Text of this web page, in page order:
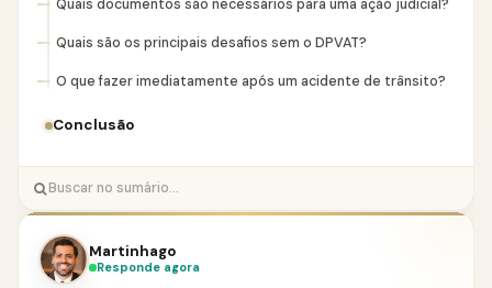
Quais documentos são necessários para uma ação judicial?
Quais são os principais desafios sem o DPVAT?
O que fazer imediatamente após um acidente de trânsito?
Conclusão
Martinhago
Responde agora